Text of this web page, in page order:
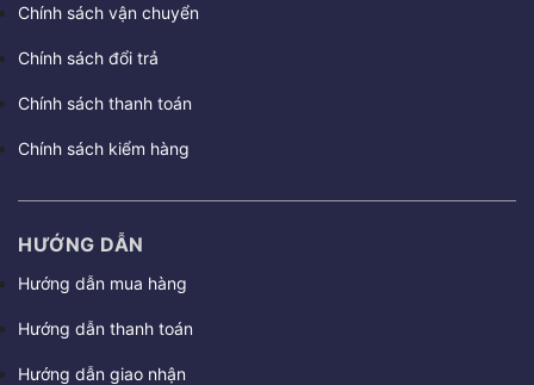
Chính sách vận chuyển
Chính sách đổi trả
Chính sách thanh toán
Chính sách kiểm hàng
HƯỚNG DẪN
Hướng dẫn mua hàng
Hướng dẫn thanh toán
Hướng dẫn giao nhận